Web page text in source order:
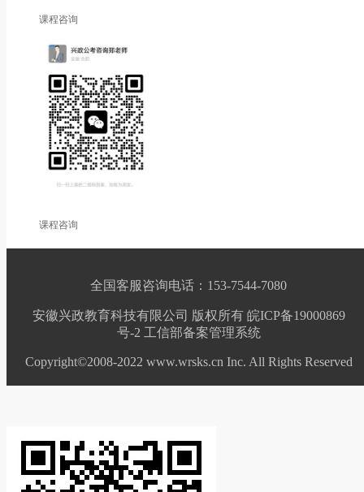
课程咨询
课程咨询
全国客服咨询电话：153-7544-7080
安徽兴政教育科技有限公司 版权所有 皖ICP备19000869
号-2 工信部备案管理系统
Copyright©2008-2022 www.wrsks.cn Inc. All Rights Reserved